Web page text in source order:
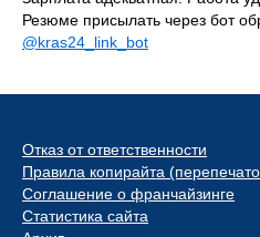
Резюме присылать через бот
@kras24_link_bot
Отказ от ответственности
Правила копирайта
Соглашение о франчайзинге
Статистика сайта